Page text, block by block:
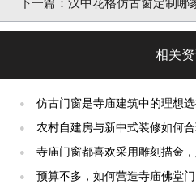
下一篇： 汉中花格仿古窗定制哪
相关
●
仿古门窗是寺庙建筑中的理想
终生【冠墅阳光】
●
农村自建房与新中式装修如何合
阳光】
●
寺庙门窗都喜欢采用雕刻描金
吗？【冠墅阳光】
●
预算不多，如何营造寺庙佛堂门